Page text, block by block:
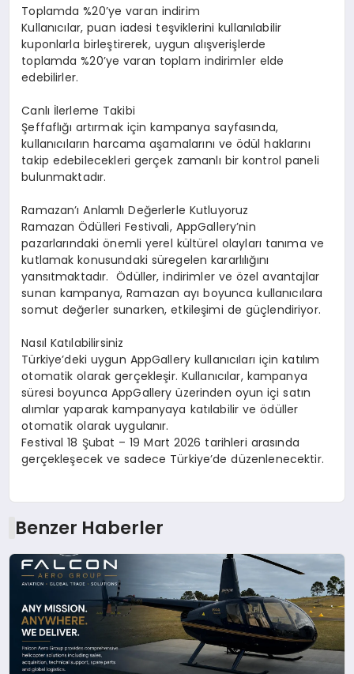
Toplamda %20’ye varan indirim
Kullanıcılar, puan iadesi teşviklerini kullanılabilir
kuponlarla birleştirerek, uygun alışverişlerde
toplamda%20’ye varan toplam indirimler elde
edebilirler.
Canlı İlerleme Takibi
Şeffaflığı artırmak için kampanya sayfasında,
kullanıcıların harcama aşamalarını ve ödül haklarını
takip edebilecekleri gerçek zamanlı bir kontrol paneli
bulunmaktadır.
Ramazan’ı Anlamlı Değerlerle Kutluyoruz
Ramazan Ödülleri Festivali, AppGallery’nin
pazarlarındaki önemli yerel kültürel olayları tanıma ve
kutlamak konusundaki süregelen kararlılığını
yansıtmaktadır. Ödüller, indirimler ve özel avantajlar
sunan kampanya, Ramazan ayı boyunca kullanıcılara
somut değerler sunarken, etkileşimi de güçlendiriyor.
Nasıl Katılabilirsiniz
Türkiye’deki uygun AppGallery kullanıcıları için katılım
otomatik olarak gerçekleşir. Kullanıcılar, kampanya
süresi boyunca AppGallery üzerinden oyun içi satın
alımlar yaparak kampanyaya katılabilir ve ödüller
otomatik olarak uygulanır.
Festival18 Şubat – 19 Mart 2026 tarihleri arasında
gerçekleşecek ve sadece Türkiye’de düzenlenecektir.
Benzer Haberler